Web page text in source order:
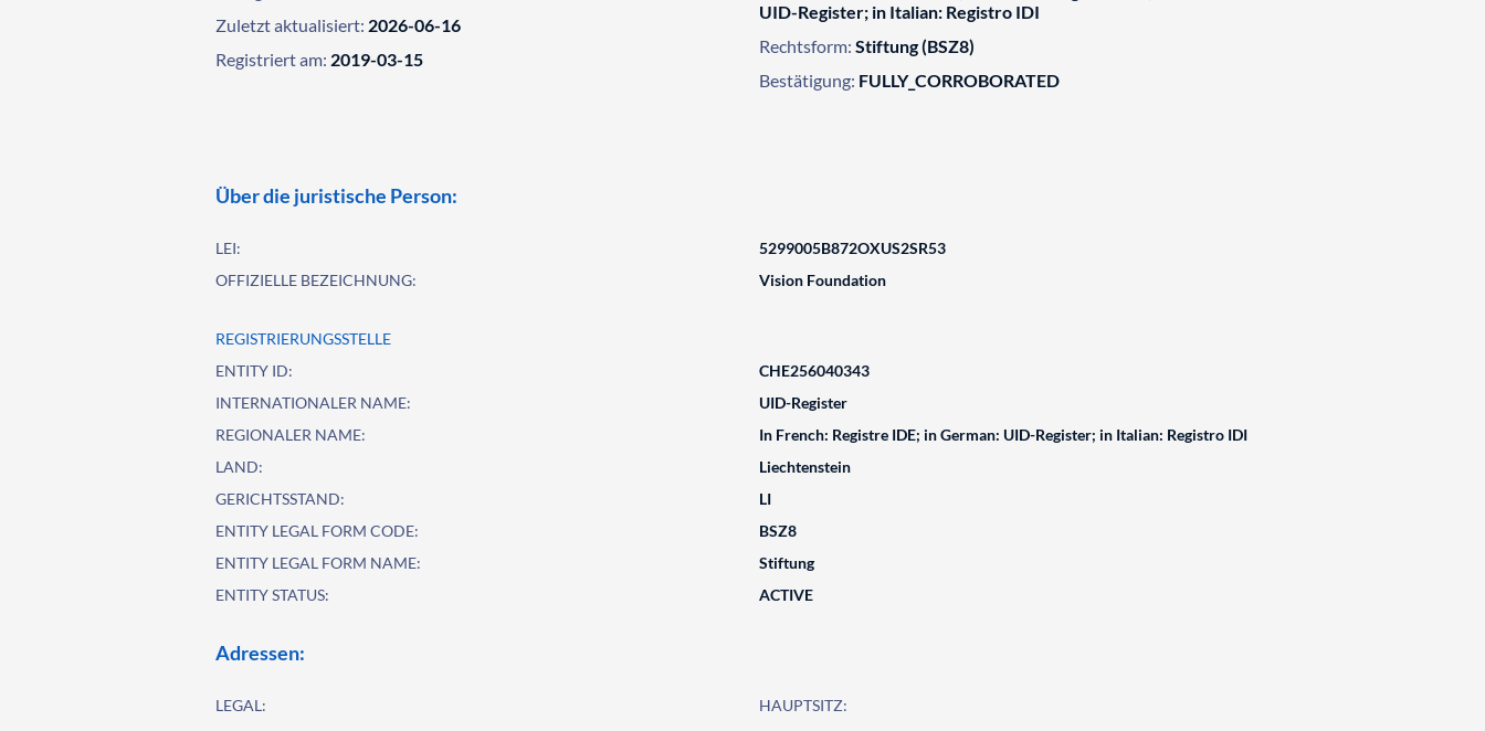
Zuletzt aktualisiert: 2026-06-16
Registriert am: 2019-03-15
UID-Register; in Italian: Registro IDI
Rechtsform: Stiftung (BSZ8)
Bestätigung: FULLY_CORROBORATED
Über die juristische Person:
LEI:
5299005B872OXUS2SR53
OFFIZIELLE BEZEICHNUNG:
Vision Foundation
REGISTRIERUNGSSTELLE
ENTITY ID:
CHE256040343
INTERNATIONALER NAME:
UID-Register
REGIONALER NAME:
In French: Registre IDE; in German: UID-Register; in Italian: Registro IDI
LAND:
Liechtenstein
GERICHTSSTAND:
LI
ENTITY LEGAL FORM CODE:
BSZ8
ENTITY LEGAL FORM NAME:
Stiftung
ENTITY STATUS:
ACTIVE
Adressen:
LEGAL: HAUPTSITZ: